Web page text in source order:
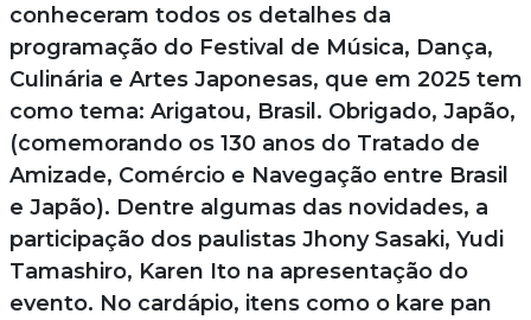
conheceram todos os detalhes da
programação do Festival de Música, Dança,
Culinária e Artes Japonesas, que em 2025 tem
como tema: Arigatou, Brasil. Obrigado, Japão,
(comemorando os 130 anos do Tratado de
Amizade, Comércio e Navegação entre Brasil
e Japão). Dentre algumas das novidades, a
participação dos paulistas Jhony Sasaki, Yudi
Tamashiro, Karen Ito na apresentação do
evento. No cardápio, itens como o kare pan